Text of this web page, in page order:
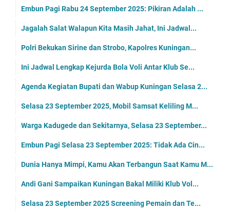
Embun Pagi Rabu 24 September 2025: Pikiran Adalah ...
Jagalah Salat Walapun Kita Masih Jahat, Ini Jadwal...
Polri Bekukan Sirine dan Strobo, Kapolres Kuningan...
Ini Jadwal Lengkap Kejurda Bola Voli Antar Klub Se...
Agenda Kegiatan Bupati dan Wabup Kuningan Selasa 2...
Selasa 23 September 2025, Mobil Samsat Keliling M...
Warga Kadugede dan Sekitarnya, Selasa 23 September...
Embun Pagi Selasa 23 September 2025: Tidak Ada Cin...
Dunia Hanya Mimpi, Kamu Akan Terbangun Saat Kamu M...
Andi Gani Sampaikan Kuningan Bakal Miliki Klub Vol...
Selasa 23 September 2025 Screening Pemain dan Te...